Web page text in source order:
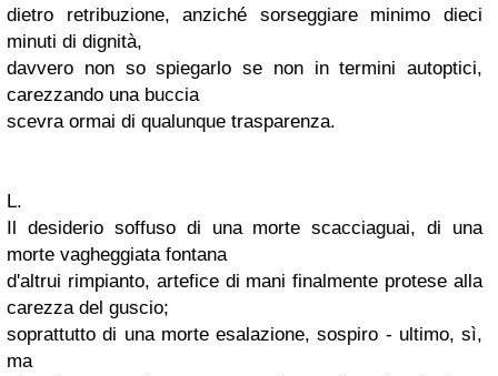
dietro retribuzione,anziché sorseggiareminimo dieci
minuti di dignità,
davvero non sospiegarlo se non in termini autoptici,
carezzando una buccia
scevra ormai di qualunque trasparenza.
L.
Il desiderio soffuso di una mortescacciaguai, di una
morte vagheggiata fontana
d'altrui rimpianto, artefice di mani finalmente protese alla
carezza del guscio;
soprattutto di una morte esalazione,sospiro - ultimo, sì,
ma